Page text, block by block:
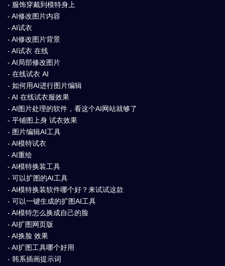
- 服饰穿戴到模特身上
- AI修改图片内容
- AI试衣
- AI修改图片背景
- AI试衣 在线
- AI局部修改图片
- 在线试衣 AI
- 如何用AI进行图片编辑
- AI 在线试衣服效果
- AI图片处理的软件，看这个AI网站就够了
- 平铺图上身 试衣效果
- 图片编辑AI工具
- AI模特试衣
- AI重绘
- AI模特换装工具
- 可以扩图的AI工具
- AI模特换装软件哪个好？来试试这款
- 可以一键生成的扩图AI工具
- AI模特怎么换成自己的脸
- AI扩图网页版
- AI换脸 效果
- AI扩图工具哪个好用
- 韩系插画提示词